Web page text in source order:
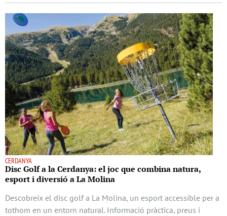
CERDANYA
Disc Golf a la Cerdanya: el joc que combina natura,
esport i diversió a La Molina
Descobreix el disc golf a La Molina, un esport accessible per a
tothom en un entorn natural. Informació pràctica, preus i